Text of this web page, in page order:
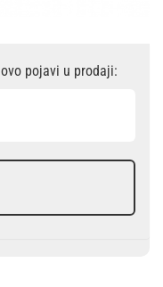
pojavi u prodaji: